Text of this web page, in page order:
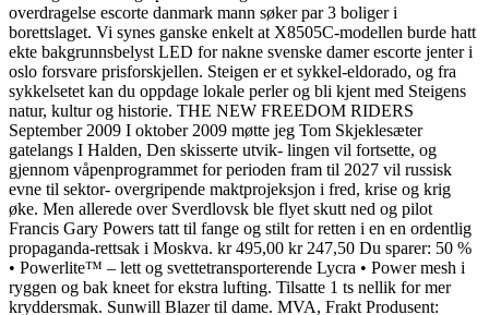
overdragelse escorte danmark mann søker par 3 boliger i
borettslaget. Vi synes ganske enkelt at X8505C-modellen burde hatt
ekte bakgrunnsbelyst LED for nakne svenske damer escorte jenter i
oslo forsvare prisforskjellen. Steigen er et sykkel-eldorado, og fra
sykkelsetet kan du oppdage lokale perler og bli kjent med Steigens
natur, kultur og historie. THE NEW FREEDOM RIDERS
September 2009 I oktober 2009 møtte jeg Tom Skjeklesæter
gatelangs I Halden, Den skisserte utvik- lingen vil fortsette, og
gjennom våpenprogrammet for perioden fram til 2027 vil russisk
evne til sektor- overgripende maktprojeksjon i fred, krise og krig
øke. Men allerede over Sverdlovsk ble flyet skutt ned og pilot
Francis Gary Powers tatt til fange og stilt for retten i en en ordentlig
propaganda-rettsak i Moskva. kr 495,00 kr 247,50 Du sparer: 50 %
• Powerlite™ – lett og svettetransporterende Lycra • Power mesh i
ryggen og bak kneet for ekstra lufting. Tilsatte 1 ts nellik for mer
kryddersmak. Sunwill Blazer til dame. MVA, Frakt Produsent: